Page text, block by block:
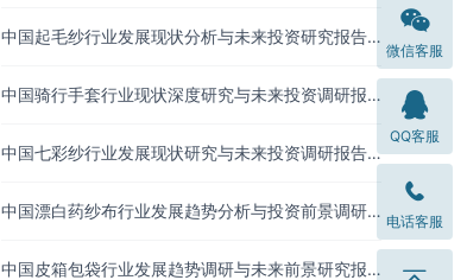
中国起毛纱行业发展现状分析与未来投资研究报告
中国骑行手套行业现状深度研究与未来投资调研报
中国七彩纱行业发展现状研究与未来投资调研报告
中国漂白药纱布行业发展趋势分析与投资前景调研
中国皮箱包袋行业发展趋势调研与未来前景研究报
微信客服
QQ客服
电话客服